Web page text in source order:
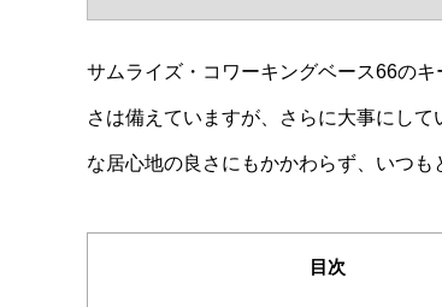
サムライズ・コワーキングベース66の
さは備えていますが、さらに大事にし
な居心地の良さにもかかわらず、いつも
目次